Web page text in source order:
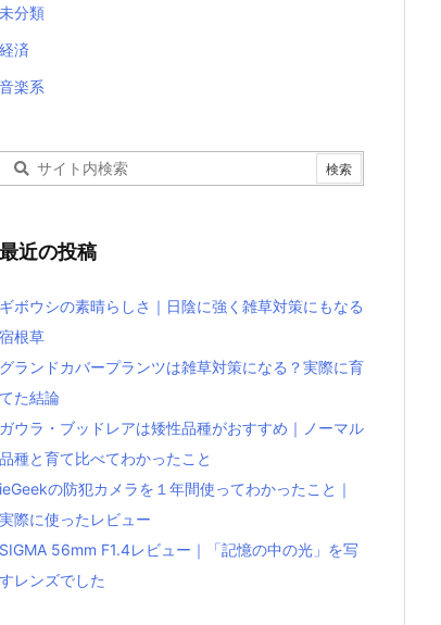
未分類
経済
音楽系
最近の投稿
ギボウシの素晴らしさ｜日陰に強く雑草対策にもなる
宿根草
グランドカバープランツは雑草対策になる？実際に育
てた結論
ガウラ・ブッドレアは矮性品種がおすすめ｜ノーマル
品種と育て比べてわかったこと
ieGeekの防犯カメラを１年間使ってわかったこと｜
実際に使ったレビュー
SIGMA 56mm F1.4レビュー｜「記憶の中の光」を写
すレンズでした